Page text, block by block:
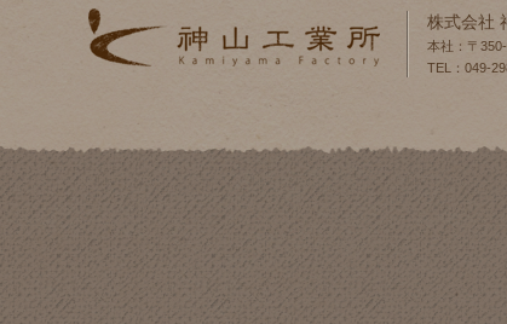
株式会社
本社：〒
TEL：049-